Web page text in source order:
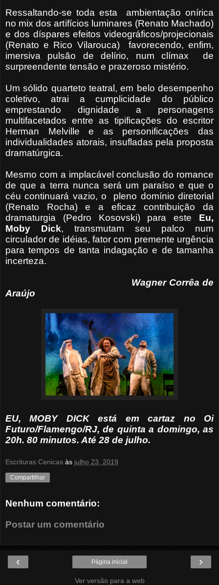
Ressaltando-se toda esta ambientação onírica
no mix dos artifícios luminares (Renato Machado)
e dos díspares efeitos videográficos/projecionais
(Renato e Rico Vilarouca) favorecendo, enfim,
imersiva pulsão de delírio, num clímax de
surpreendente tensão e prazeroso mistério.
Um sólido quarteto teatral, em belo desempenho
coletivo, atrai a cumplicidade do público
emprestando dignidade a personagens
multifacetados entre as tipificações do escritor
Herman Melville e as personificações das
individualidades atorais, insufladas pela proposta
dramatúrgica.
Mesmo com a implacável conclusão do romance
de que a terra nunca será um paraíso e que o
céu continuará vazio, o pleno domínio diretorial
(Renato Rocha) e a eficaz contribuição da
dramaturgia (Pedro Kosovski) para este Eu,
Moby Dick, transmutam seu palco num
circulador de idéias, fator com premente urgência
para tempos de tanta indagação e de tamanha
incerteza.
Wagner Corrêa de
Araújo
EU, MOBY DICK está em cartaz no Oi
Futuro/Flamengo/RJ, de quinta a domingo, as
20h. 80 minutos. Até 28 de julho.
Escrituras Cenicas às julho 23, 2019
Compartilhar
Nenhum comentário:
Postar um comentário
‹ ›
Página inicial
Ver versão para a web